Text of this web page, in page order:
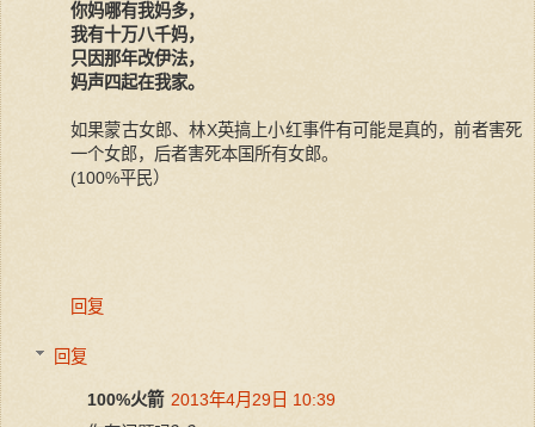
你妈哪有我妈多，
我有十万八千妈，
只因那年改伊法，
妈声四起在我家。
如果蒙古女郎、林X英搞上小红事件有可能是真的，前者害死
一个女郎，后者害死本国所有女郎。
(100%平民）
回复
回复
100%火箭 2013年4月29日 10:39